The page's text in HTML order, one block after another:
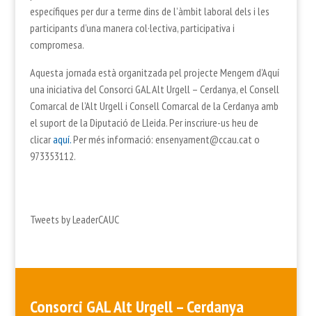
específiques per dur a terme dins de l’àmbit laboral dels i les
participants d’una manera col·lectiva, participativa i
compromesa.
Aquesta jornada està organitzada pel projecte Mengem d’Aquí
una iniciativa del Consorci GAL Alt Urgell – Cerdanya, el Consell
Comarcal de l’Alt Urgell i Consell Comarcal de la Cerdanya amb
el suport de la Diputació de Lleida. Per inscriure-us heu de
clicaraquí.Per més informació: ensenyament@ccau.cat o
973353112.
Tweets by LeaderCAUC
Consorci GAL Alt Urgell – Cerdanya